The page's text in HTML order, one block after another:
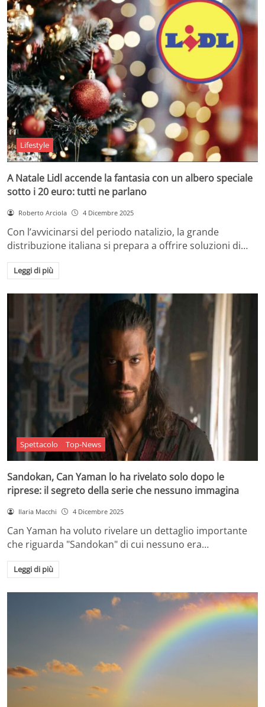
Lifestyle
A Natale Lidl accende la fantasia con un albero speciale
sotto i 20 euro: tutti ne parlano
Roberto Arciola 4 Dicembre 2025
Con l’avvicinarsi del periodo natalizio, la grande
distribuzione italiana si prepara a offrire soluzioni di…
Leggi di più
Spettacolo Top-News
Sandokan, Can Yaman lo ha rivelato solo dopo le
riprese: il segreto della serie che nessuno immagina
Ilaria Macchi 4 Dicembre 2025
Can Yaman ha voluto rivelare un dettaglio importante
che riguarda "Sandokan" di cui nessuno era…
Leggi di più